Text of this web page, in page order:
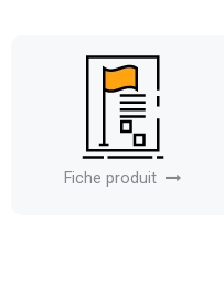
Fiche produit